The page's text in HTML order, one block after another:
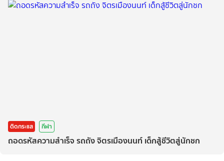
ติดกระแส กีฬา
ถอดรหัสความสำเร็จ รถถัง จิตรเมืองนนท์ เด็กสู้ชีวิตสู่นักชก